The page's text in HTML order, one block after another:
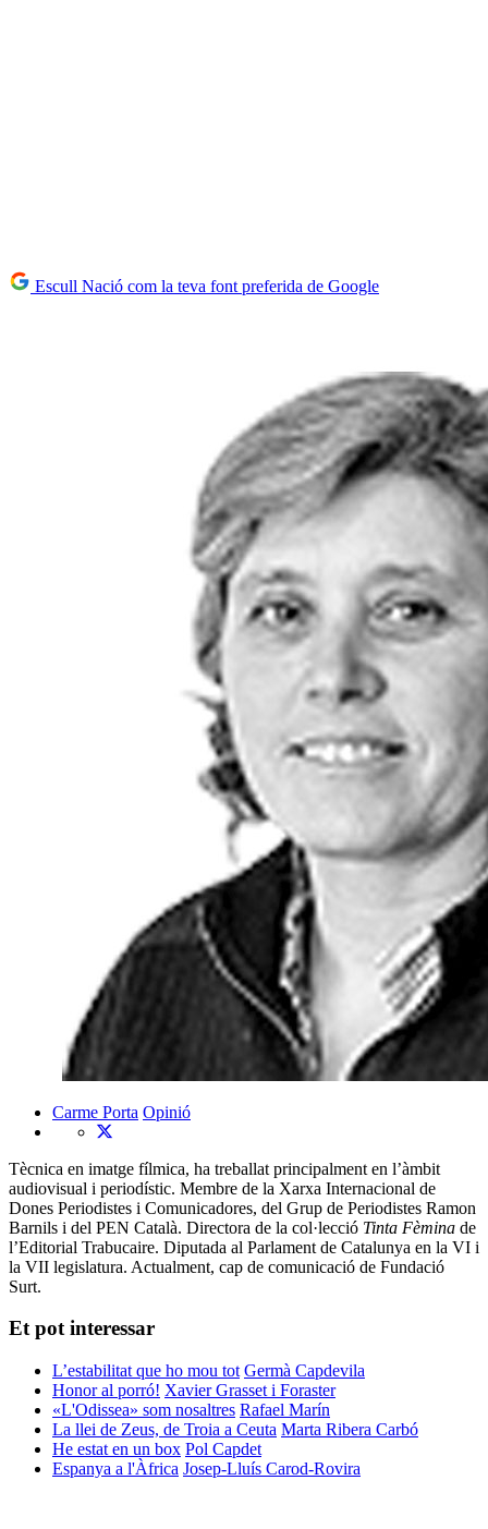
Escull Nació com la teva font preferida de Google
Carme Porta Opinió
Tècnica en imatge fílmica, ha treballat principalment en l’àmbit
audiovisual i periodístic. Membre de la Xarxa Internacional de
Dones Periodistes i Comunicadores, del Grup de Periodistes Ramon
Barnils i del PEN Català. Directora de la col·lecció Tinta Fèmina de
l’Editorial Trabucaire. Diputada al Parlament de Catalunya en la VI i
la VII legislatura. Actualment, cap de comunicació de Fundació
Surt.
Et pot interessar
L’estabilitat que ho mou tot Germà Capdevila
Honor al porró! Xavier Grasset i Foraster
«L'Odissea» som nosaltres Rafael Marín
La llei de Zeus, de Troia a Ceuta Marta Ribera Carbó
He estat en un box Pol Capdet
Espanya a l'Àfrica Josep-Lluís Carod-Rovira